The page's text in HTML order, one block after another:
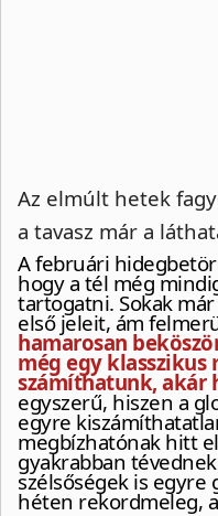
Az elmúlt hetek
a tavasz már a
A februári
hogy a tél még
tartogatni. Sokak
első jeleit, ám
hamarosan
még egy klasszikus
számíthatunk, akár
egyszerű, hiszen a
egyre
megbízhatónak hitt
gyakrabban
szélsőségek is egyre
héten rekordmeleg,